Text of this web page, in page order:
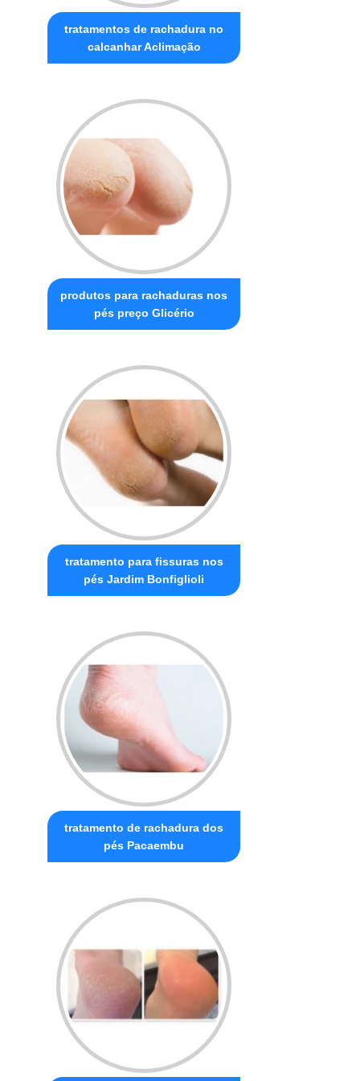
tratamentos de rachadura no
calcanhar Aclimação
produtos para rachaduras nos
pés preço Glicério
tratamento para fissuras nos
pés Jardim Bonfiglioli
tratamento de rachadura dos
pés Pacaembu